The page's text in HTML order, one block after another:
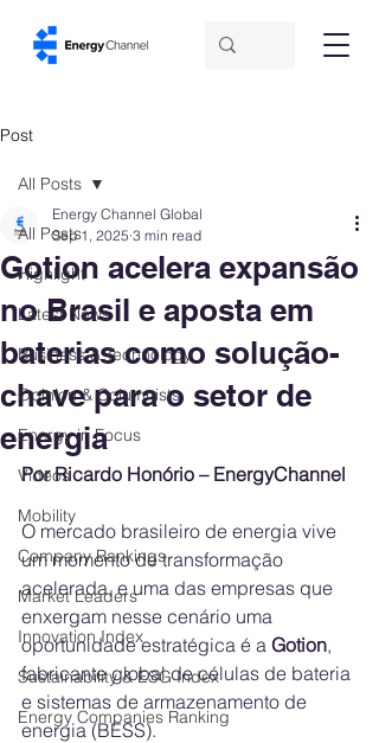
Post
All Posts
Highlight
Latest News
Business & Technology
Opinion & Columnists
Energy in Focus
Videos
Mobility
Company Rankings
Market Leaders
Innovation Index
Sustainability & ESG Index
Energy Companies Ranking
All Posts
Gotion acelera expansão
no Brasil e aposta em
baterias como solução-
chave para o setor de
energia
Energy Channel Global
Sep 1, 2025 3 min read
Por Ricardo Honório – EnergyChannel
O mercado brasileiro de energia vive
um momento de transformação
acelerada, e uma das empresas que
enxergam nesse cenário uma
oportunidade estratégica é a Gotion,
fabricante global de células de bateria
e sistemas de armazenamento de
energia (BESS).